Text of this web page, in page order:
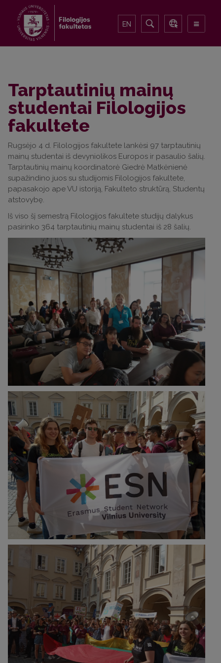
EN
Tarptautinių mainų
studentai Filologijos
fakultete
Rugsėjo 4 d. Filologijos fakultete lankėsi 97 tarptautinių
mainų studentai iš devyniolikos Europos ir pasaulio šalių.
Tarptautinių mainų koordinatorė Giedrė Matkėnienė
supažindino juos su studijomis Filologijos fakultete,
papasakojo ape VU istoriją, Fakulteto struktūrą, Studentų
atstovybę.
Iš viso šį semestrą Filologijos fakultete studijų dalykus
pasirinko 364 tarptautinių mainų studentai iš 28 šalių.